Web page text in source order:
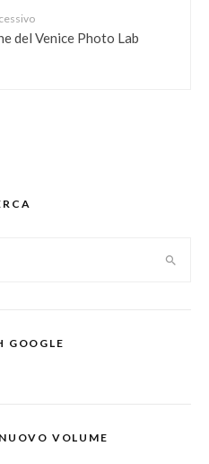
del Venice Photo Lab
GOOGLE
VOLUME